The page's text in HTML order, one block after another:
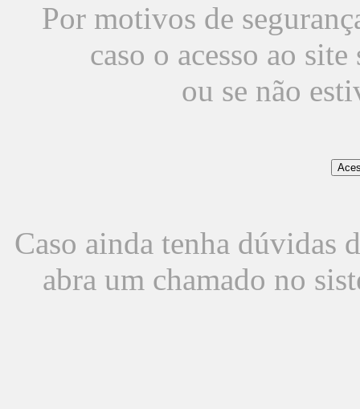
Por motivos de
caso o acesso ao
ou se não
Caso ainda tenha dúvidas
abra um chamado no